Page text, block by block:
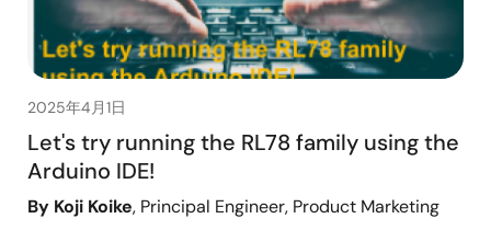
2025年4月1日
Let's try running the RL78 family using the
Arduino IDE!
By Koji Koike, Principal Engineer, Product Marketing